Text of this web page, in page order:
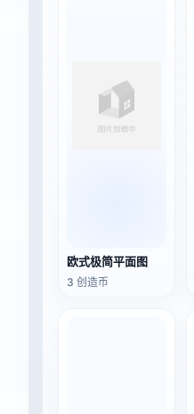
欧式极简平面图
3 创造币